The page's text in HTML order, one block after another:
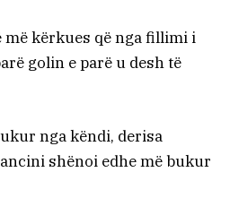
më kërkues që nga fillimi i
golin e parë u desh të
nga këndi, derisa
shënoi edhe më bukur